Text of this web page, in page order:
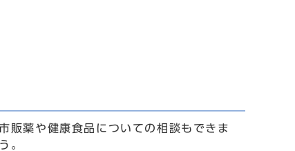
販薬や健康食品についての相談もできま
。